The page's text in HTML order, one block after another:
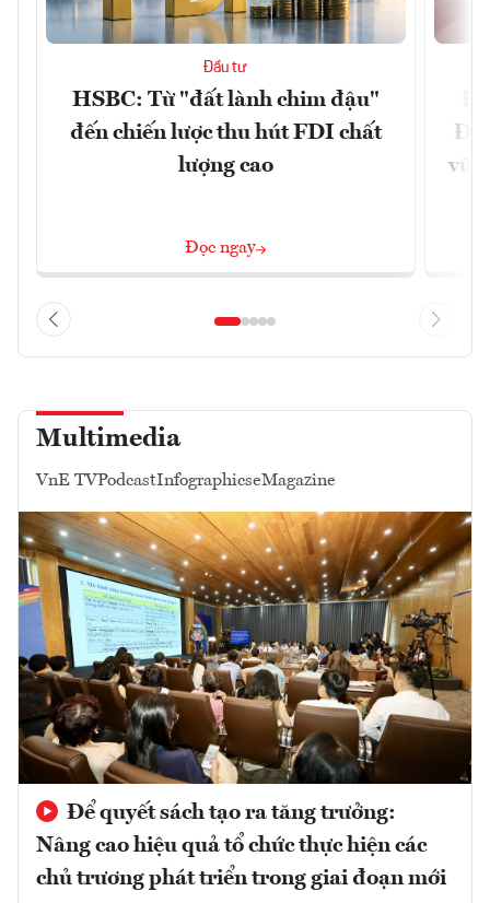
Đầu tư
HSBC: Từ "đất lành chim đậu"
đến chiến lược thu hút FDI chất
lượng cao
Đọc ngay
Multimedia
VnE TVPodcastInfographicseMagazine
Để quyết sách tạo ra tăng trưởng:
Nâng cao hiệu quả tổ chức thực hiện các
chủ trương phát triển trong giai đoạn mới